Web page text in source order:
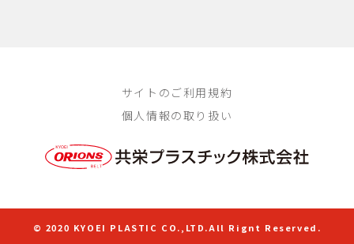
サイトのご利用規約
個人情報の取り扱い
© 2020 KYOEI PLASTIC CO.,LTD.All Rignt Reserved.